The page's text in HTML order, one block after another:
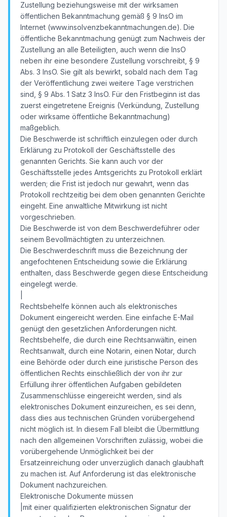
Zustellung beziehungsweise mit der wirksamen
öffentlichen Bekanntmachung gemäß § 9 InsO im
Internet (www.insolvenzbekanntmachungen.de). Die
öffentliche Bekanntmachung genügt zum Nachweis der
Zustellung an alle Beteiligten, auch wenn die InsO
neben ihr eine besondere Zustellung vorschreibt, § 9
Abs. 3 InsO. Sie gilt als bewirkt, sobald nach dem Tag
der Veröffentlichung zwei weitere Tage verstrichen
sind, § 9 Abs. 1 Satz 3 InsO. Für den Fristbeginn ist das
zuerst eingetretene Ereignis (Verkündung, Zustellung
oder wirksame öffentliche Bekanntmachung)
maßgeblich.
Die Beschwerde ist schriftlich einzulegen oder durch
Erklärung zu Protokoll der Geschäftsstelle des
genannten Gerichts. Sie kann auch vor der
Geschäftsstelle jedes Amtsgerichts zu Protokoll erklärt
werden; die Frist ist jedoch nur gewahrt, wenn das
Protokoll rechtzeitig bei dem oben genannten Gerichte
eingeht. Eine anwaltliche Mitwirkung ist nicht
vorgeschrieben.
Die Beschwerde ist von dem Beschwerdeführer oder
seinem Bevollmächtigten zu unterzeichnen.
Die Beschwerdeschrift muss die Bezeichnung der
angefochtenen Entscheidung sowie die Erklärung
enthalten, dass Beschwerde gegen diese Entscheidung
eingelegt werde.
Rechtsbehelfe können auch als elektronisches
Dokument eingereicht werden. Eine einfache E-Mail
genügt den gesetzlichen Anforderungen nicht.
Rechtsbehelfe, die durch eine Rechtsanwältin, einen
Rechtsanwalt, durch eine Notarin, einen Notar, durch
eine Behörde oder durch eine juristische Person des
öffentlichen Rechts einschließlich der von ihr zur
Erfüllung ihrer öffentlichen Aufgaben gebildeten
Zusammenschlüsse eingereicht werden, sind als
elektronisches Dokument einzureichen, es sei denn,
dass dies aus technischen Gründen vorübergehend
nicht möglich ist. In diesem Fall bleibt die Übermittlung
nach den allgemeinen Vorschriften zulässig, wobei die
vorübergehende Unmöglichkeit bei der
Ersatzeinreichung oder unverzüglich danach glaubhaft
zu machen ist. Auf Anforderung ist das elektronische
Dokument nachzureichen.
Elektronische Dokumente müssen
|mit einer qualifizierten elektronischen Signatur der